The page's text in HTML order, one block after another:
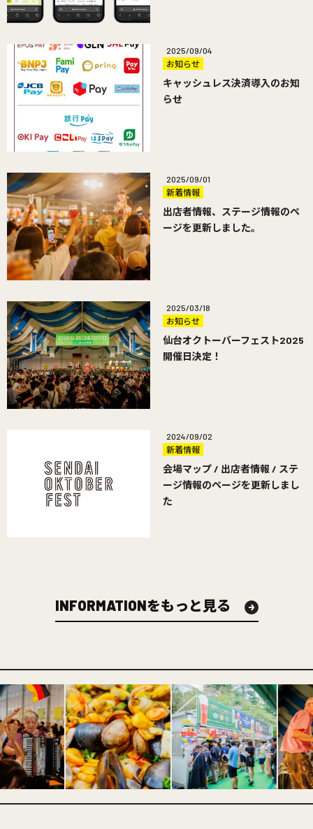
2025/09/04
お知らせ
キャッシュレス決済導入のお知
らせ
2025/09/01
新着情報
出店者情報、ステージ情報のペ
ージを更新しました。
2025/03/18
お知らせ
仙台オクトーバーフェスト2025
開催日決定！
2024/09/02
新着情報
会場マップ / 出店者情報 / ステ
ージ情報のページを更新しまし
た
INFORMATIONをもっと見る